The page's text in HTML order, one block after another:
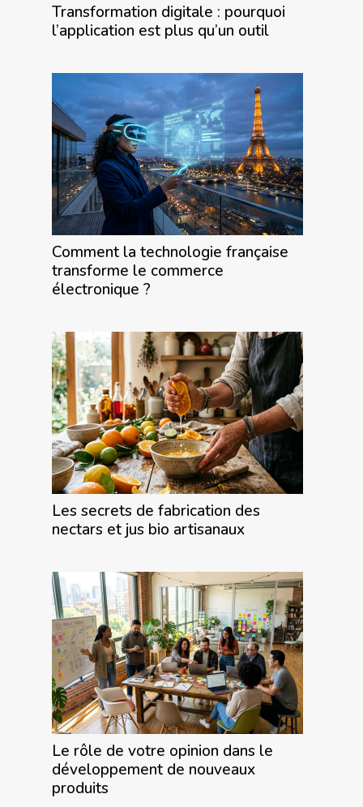
Transformation digitale : pourquoi
l’application est plus qu’un outil
Comment la technologie française
transforme le commerce
électronique ?
Les secrets de fabrication des
nectars et jus bio artisanaux
Le rôle de votre opinion dans le
développement de nouveaux
produits